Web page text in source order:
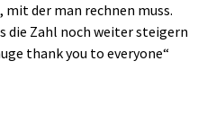
der man rechnen muss.
die Zahl noch weiter steigern
thank you to everyone“